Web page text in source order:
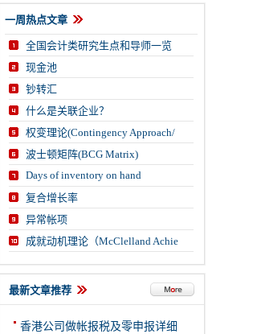
一周热点文章
全国会计类研究生点和导师一览
现金池
钞转汇
什么是关联企业？
权变理论(Contingency Approach/
波士顿矩阵(BCG Matrix)
Days of inventory on hand
复合增长率
异常帐项
成就动机理论（McClelland Achie
最新文章推荐
香港公司做帐报税及零申报详细